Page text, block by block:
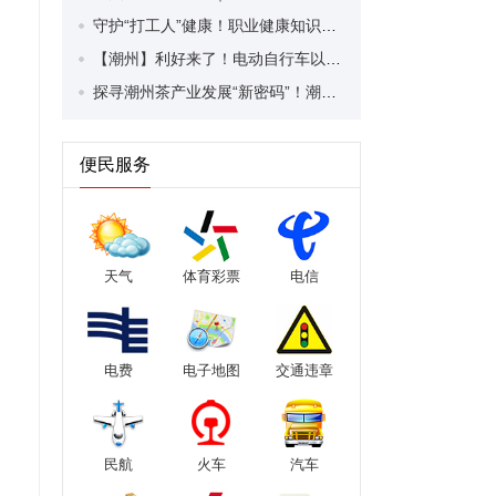
便民服务
天气 体育彩票 电信
电费 电子地图 交通违章
民航 火车 汽车